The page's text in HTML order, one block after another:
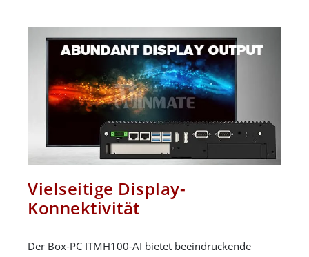
Vielseitige Display-
Konnektivität
Der Box-PC ITMH100-AI bietet beeindruckende